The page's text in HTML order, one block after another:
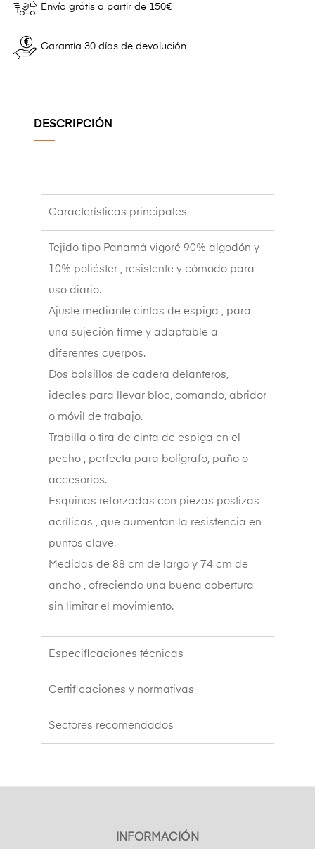
Envío grátis a partir de 150€
Garantía 30 días de devolución
DESCRIPCIÓN
Características principales
Tejido tipo Panamá vigoré 90% algodón y
10% poliéster , resistente y cómodo para
uso diario.
Ajuste mediante cintas de espiga , para
una sujeción firme y adaptable a
diferentes cuerpos.
Dos bolsillos de cadera delanteros,
ideales para llevar bloc, comando, abridor
o móvil de trabajo.
Trabilla o tira de cinta de espiga en el
pecho , perfecta para bolígrafo, paño o
accesorios.
Esquinas reforzadas con piezas postizas
acrílicas , que aumentan la resistencia en
puntos clave.
Medidas de 88 cm de largo y 74 cm de
ancho , ofreciendo una buena cobertura
sin limitar el movimiento.
Especificaciones técnicas
Certificaciones y normativas
Sectores recomendados
INFORMACIÓN